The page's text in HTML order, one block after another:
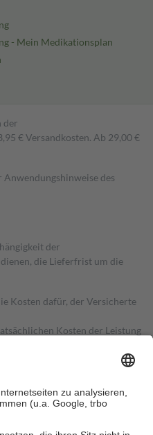
- Mein Medikationsplan
der
€ Versandkosten. Ab 29,00 €
des
der
die Lieferfrist um die
Kosten dafür, der Versicherte
Kosten der Leistung